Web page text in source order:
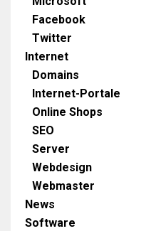
Facebook
Twitter
Internet
Domains
Internet-Portale
Online Shops
SEO
Server
Webdesign
Webmaster
News
Software